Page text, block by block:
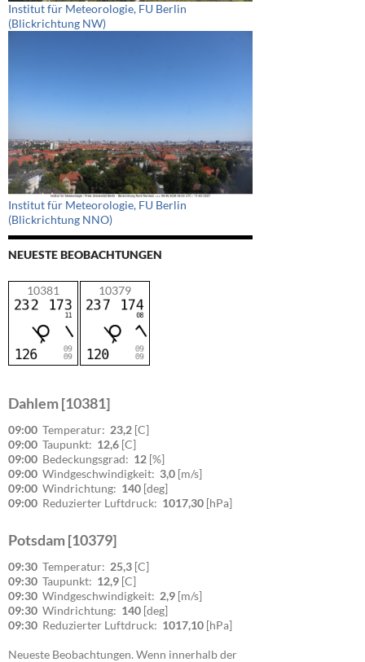
Institut für Meteorologie, FU Berlin
(Blickrichtung NW)
Institut für Meteorologie, FU Berlin
(Blickrichtung NNO)
NEUESTE BEOBACHTUNGEN
10381 10379
Dahlem [10381]
09:00 Temperatur: 23,2 [C]
09:00 Taupunkt: 12,6 [C]
09:00 Bedeckungsgrad: 12 [%]
09:00 Windgeschwindigkeit: 3,0 [m/s]
09:00 Windrichtung: 140 [deg]
09:00 Reduzierter Luftdruck: 1017,30 [hPa]
Potsdam [10379]
09:30 Temperatur: 25,3 [C]
09:30 Taupunkt: 12,9 [C]
09:30 Windgeschwindigkeit: 2,9 [m/s]
09:30 Windrichtung: 140 [deg]
09:30 Reduzierter Luftdruck: 1017,10 [hPa]
Neueste Beobachtungen. Wenn innerhalb der